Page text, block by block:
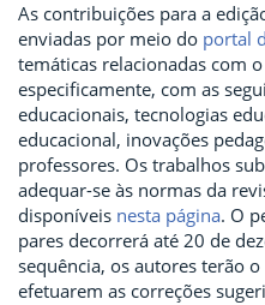
As contribuições para a
enviadas por meio do portal
temáticas relacionadas com
especificamente, com as
educacionais, tecnologias
educacional, inovações
professores. Os trabalhos
adequar-se às normas da
disponíveis nesta página. O
pares decorrerá até 20 de
sequência, os autores terão
efetuarem as correções